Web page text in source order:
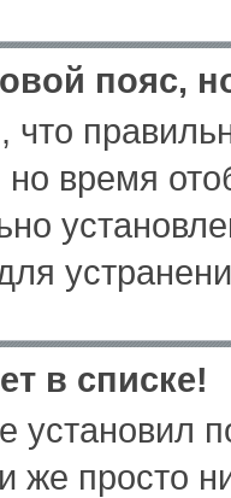
пояс,
но время
в списке!
установил
же просто